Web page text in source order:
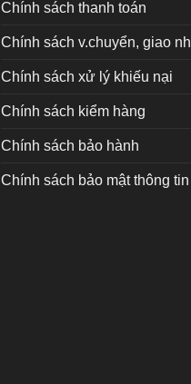
Chính sách thanh toán
Chính sách v.chuyển, giao
Chính sách xử lý khiếu nại
Chính sách kiểm hàng
Chính sách bảo hành
Chính sách bảo mật thông tin